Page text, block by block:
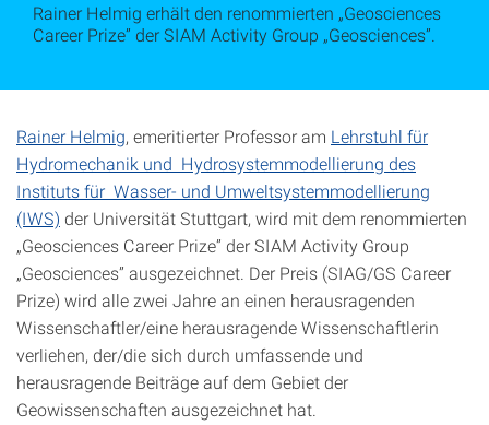
Rainer Helmig erhält den renommierten „Geosciences
Career Prize” der SIAM Activity Group „Geosciences”.
Rainer Helmig, emeritierter Professor am Lehrstuhl für
Hydromechanik und Hydrosystemmodellierung des
Instituts für Wasser- und Umweltsystemmodellierung
(IWS) der Universität Stuttgart, wird mit dem renommierten
„Geosciences Career Prize” der SIAM Activity Group
„Geosciences” ausgezeichnet. Der Preis (SIAG/GS Career
Prize) wird alle zwei Jahre an einen herausragenden
Wissenschaftler/eine herausragende Wissenschaftlerin
verliehen, der/die sich durch umfassende und
herausragende Beiträge auf dem Gebiet der
Geowissenschaften ausgezeichnet hat.